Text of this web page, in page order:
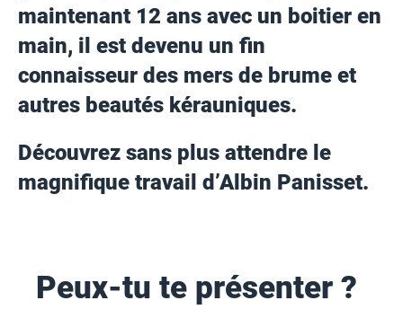
maintenant 12 ans avec un boitier en
main, il est devenu un fin
connaisseur des mers de brume et
autres beautés kérauniques.
Découvrez sans plus attendre le
magnifique travail d’Albin Panisset.
Peux-tu te présenter ?